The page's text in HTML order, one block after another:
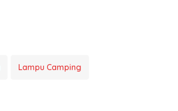
Lampu Camping